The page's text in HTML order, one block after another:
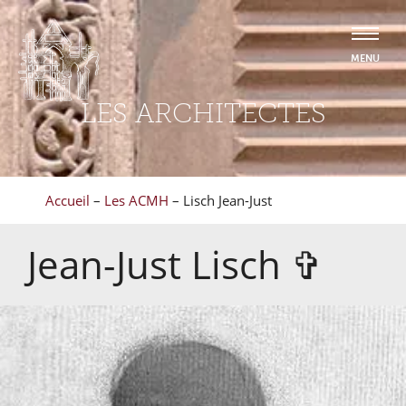
LES ARCHITECTES
Accueil – Les ACMH – Lisch Jean-Just
Jean-Just Lisch ✞